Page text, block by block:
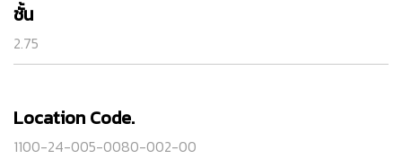
ชั้น
2.75
Location Code.
1100-24-005-0080-002-00